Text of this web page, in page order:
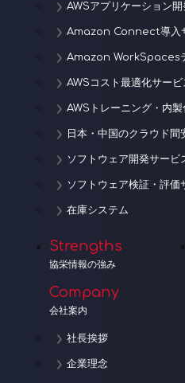
AWSアプリケーション
Amazon Connect導入
Amazon WorkSpaces
AWSコスト最適化サービ
AWSトレーニング・内
日本・中国のクラウド間
ソフトウェア開発サービ
ソフトウェア検証・評価
在庫システム
Strengths
協栄情報の強み
Company
会社案内
社長挨拶
企業理念